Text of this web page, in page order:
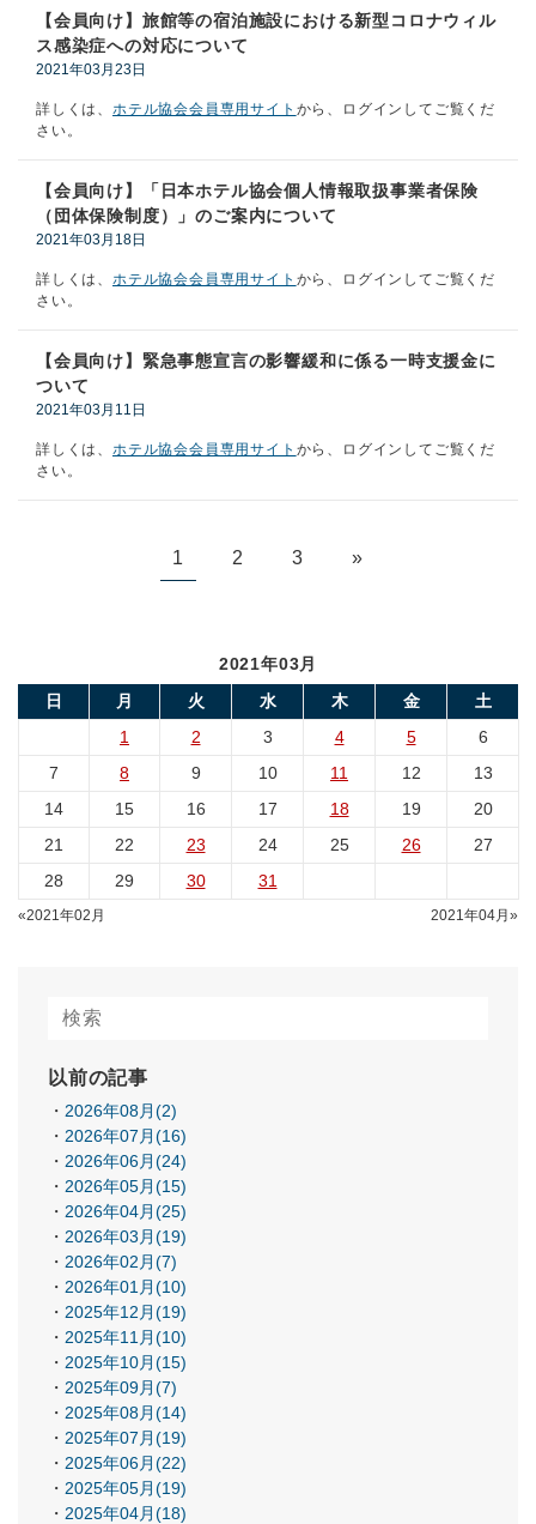
【会員向け】旅館等の宿泊施設における新型コロナウィル
ス感染症への対応について
2021年03月23日
詳しくは、 ホテル協会会員専用サイト から、ログインしてご覧くだ
さい。
【会員向け】「日本ホテル協会個人情報取扱事業者保険
（団体保険制度）」のご案内について
2021年03月18日
詳しくは、 ホテル協会会員専用サイト から、ログインしてご覧くだ
さい。
【会員向け】緊急事態宣言の影響緩和に係る一時支援金に
ついて
2021年03月11日
詳しくは、 ホテル協会会員専用サイト から、ログインしてご覧くだ
さい。
1 2 3 »
2021年03月
日
月 火 水 木 金
土
1
2 3 4 5
6
7
8 9 10 11 12
13
14
15 16 17 18 19
20
21
22 23 24 25 26
27
28
29 30 31
«2021年02月 2021年04月»
以前の記事
2026年08月(2)
2026年07月(16)
2026年06月(24)
2026年05月(15)
2026年04月(25)
2026年03月(19)
2026年02月(7)
2026年01月(10)
2025年12月(19)
2025年11月(10)
2025年10月(15)
2025年09月(7)
2025年08月(14)
2025年07月(19)
2025年06月(22)
2025年05月(19)
2025年04月(18)